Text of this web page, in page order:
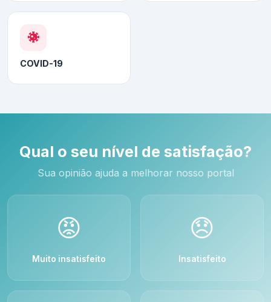
COVID-19
Qual o seu nível de satisfação?
Sua opinião ajuda a melhorar nosso portal
😡
Muito insatisfeito
😞
Insatisfeito